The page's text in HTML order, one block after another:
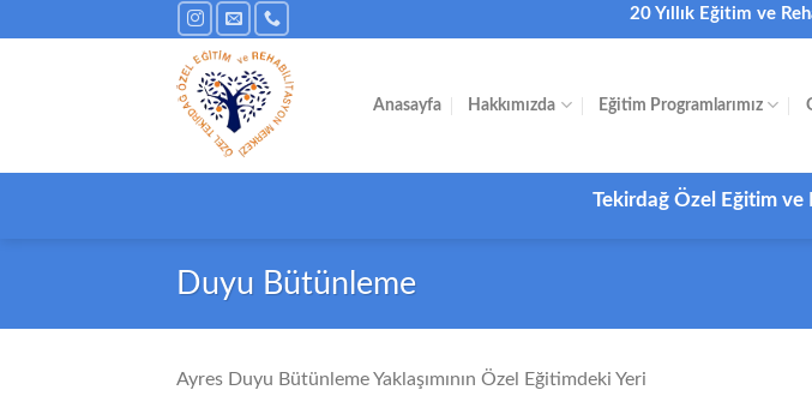
atla
20 Yıllık Eğitim ve
Anasayfa Hakkımızda Eğitim Programlarımız
Tekirdağ Özel Eğitim
Duyu Bütünleme
Ayres Duyu Bütünleme Yaklaşımının Özel Eğitimdeki Yeri